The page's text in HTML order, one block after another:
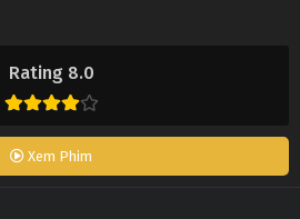
Rating 8.0
Xem Phim